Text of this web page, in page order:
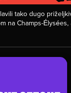
tako dugo
na Champs-